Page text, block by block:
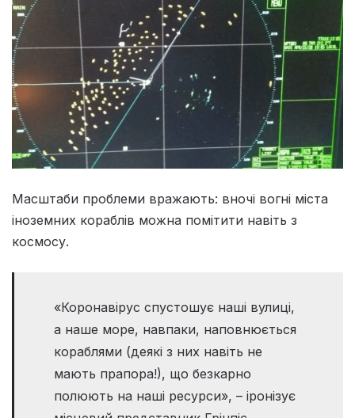
Масштаби проблеми вражають: вночі вогні міста
іноземних кораблів можна помітити навіть з
космосу.
«Коронавірус спустошує наші вулиці,
а наше море, навпаки, наповнюється
кораблями (деякі з них навіть не
мають прапора!), що безкарно
полюють на наші ресурси», – іронізує